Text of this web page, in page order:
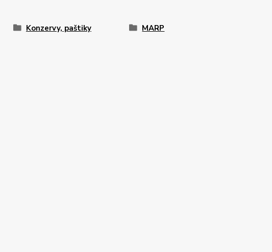
Konzervy, paštiky MARP